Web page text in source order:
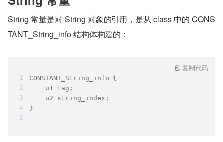
String 常量是对 String 对象的引用，是从 class 中的 CONS
TANT_String_info 结构体构建的：
CONSTANT_String_info {
    u1 tag;
    u2 string_index;
}
复制代码